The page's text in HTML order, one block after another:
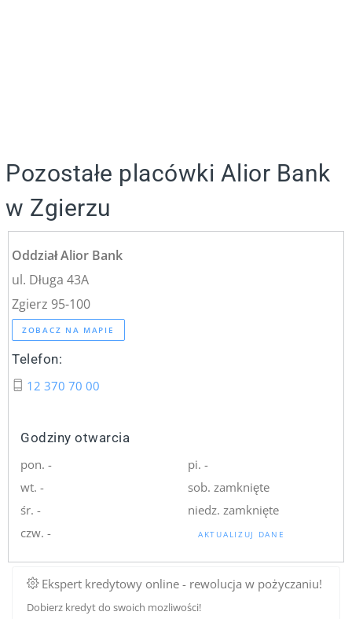
Pozostałe placówki Alior Bank
w Zgierzu
Oddział Alior Bank
ul. Długa 43A
Zgierz 95-100
ZOBACZ NA MAPIE
Telefon:
12 370 70 00
Godziny otwarcia
pon. -
wt. -
śr. -
czw. -
pi. -
sob. zamknięte
niedz. zamknięte
AKTUALIZUJ DANE
Ekspert kredytowy online - rewolucja w pożyczaniu!
Dobierz kredyt do swoich mozliwości!